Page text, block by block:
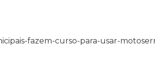
fazem-curso-para-usar-